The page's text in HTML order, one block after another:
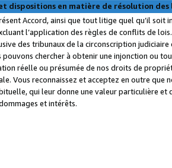
dispositions en matière de résolution
Accord, ainsi que tout litige quel qu’il soit
l’application des règles de conflits de
des tribunaux de la circonscription
pouvons chercher à obtenir une injonction ou
réelle ou présumée de nos droits de
Vous reconnaissez et acceptez en outre que
qui leur donne une valeur particulière
et intérêts.